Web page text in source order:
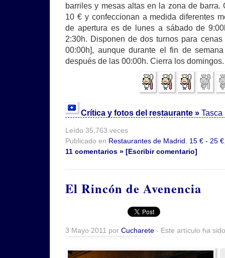
barriles y mesas altas en la zona de barra.
10 € y confeccionan a medida diferentes
de apertura es de lunes a sábado de
2:30h. Disponen de dos turnos para cenas
00:00h], aunque durante el fin de
después de las 00:00h. Cierra los domingos.
Crítica y fotos del restaurante » Tasca
Leído 35,763 veces
Publicado en Restaurantes de Madrid 15 € - 25 €
11 comentarios » [Escribir comentario]
El Rincón de Avenencia
3 Mayo 2011 por Cucharete - Este artículo ha